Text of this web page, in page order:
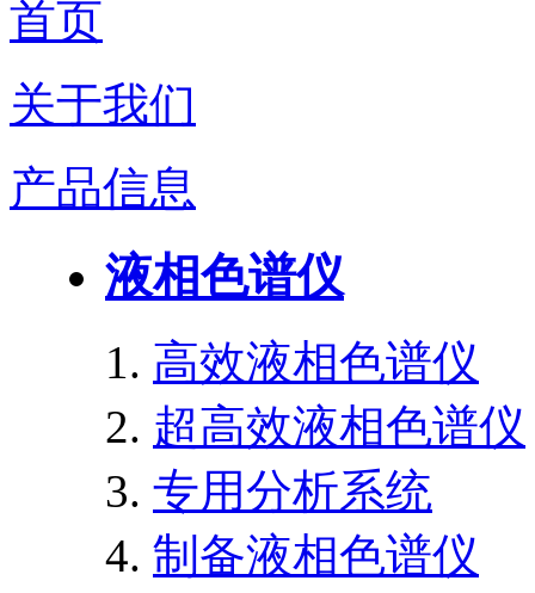
首页
关于我们
产品信息
液相色谱仪
高效液相色谱仪
超高效液相色谱仪
专用分析系统
制备液相色谱仪